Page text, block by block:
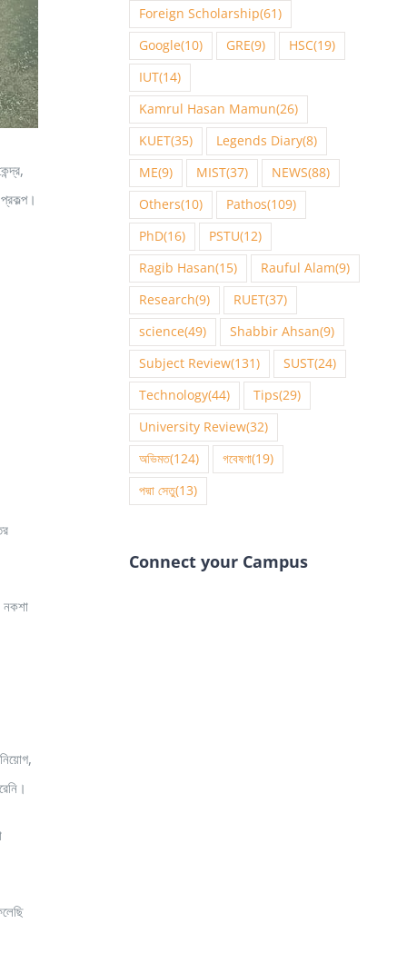
নকশা
Foreign Scholarship(61)
Google(10) GRE(9) HSC(19)
IUT(14)
Kamrul Hasan Mamun(26)
KUET(35) Legends Diary(8)
ME(9) MIST(37) NEWS(88)
Others(10) Pathos(109)
PhD(16) PSTU(12)
Ragib Hasan(15) Rauful Alam(9)
Research(9) RUET(37)
science(49) Shabbir Ahsan(9)
Subject Review(131) SUST(24)
Technology(44) Tips(29)
University Review(32)
অভিমত(124) গবেষণা(19)
পদ্মা সেতু(13)
Connect your Campus